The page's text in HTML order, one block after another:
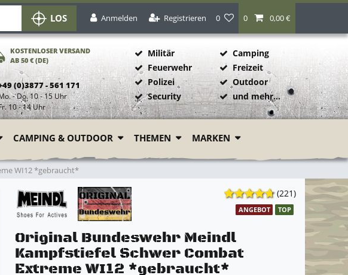
LOS Anmelden Registrieren 0 0 0,00 €
KOSTENLOSER VERSAND
AB 50 € (DE)
(0)3877 - 561 171
- Do. 10 - 15 Uhr
10 - 14 Uhr
Militär
Feuerwehr
Polizei
Security
Camping
Freizeit
Outdoor
und mehr...
CAMPING & OUTDOOR THEMEN MARKEN
WI12 *gebraucht*
(221)
ANGEBOT TOP
Original Bundeswehr Meindl
Kampfstiefel Schwer Combat
Extreme WI12 *gebraucht*